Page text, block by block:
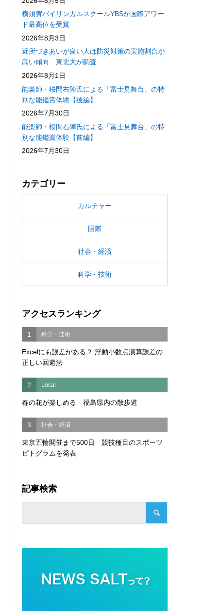
横須賀バイリンガルスクールYBSが国際アワー
ド最高位を受賞
2026年8月3日
近所づきあいが良い人は防災対策の実施割合が
高い傾向 東北大が調査
2026年8月1日
能楽師・桜間右陣氏による「富士見舞台」の特
別な能鑑賞体験【後編】
2026年7月30日
能楽師・桜間右陣氏による「富士見舞台」の特
別な能鑑賞体験【前編】
2026年7月30日
カテゴリー
カルチャー
国際
社会・経済
科学・技術
アクセスランキング
1 科学・技術
Excelにも誤差がある？ 浮動小数点演算誤差の
正しい回避法
2 Local
春の花が楽しめる 福島県内の散歩道
3 社会・経済
東京五輪開催まで500日 競技種目のスポーツ
ピトグラムを発表
記事検索